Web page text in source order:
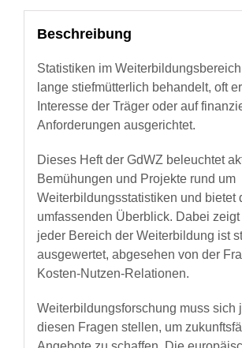
Beschreibung
Statistiken im
lange stiefmütterlich behandelt, oft
Interesse der Träger oder auf
Anforderungen ausgerichtet.
Dieses Heft der GdWZ beleuchtet
Bemühungen und Projekte rund um
Weiterbildungsstatistiken und bietet
umfassenden Überblick. Dabei
jeder Bereich der Weiterbildung ist
ausgewertet, abgesehen von der
Kosten-Nutzen-Relationen.
Weiterbildungsforschung muss sich
diesen Fragen stellen, um